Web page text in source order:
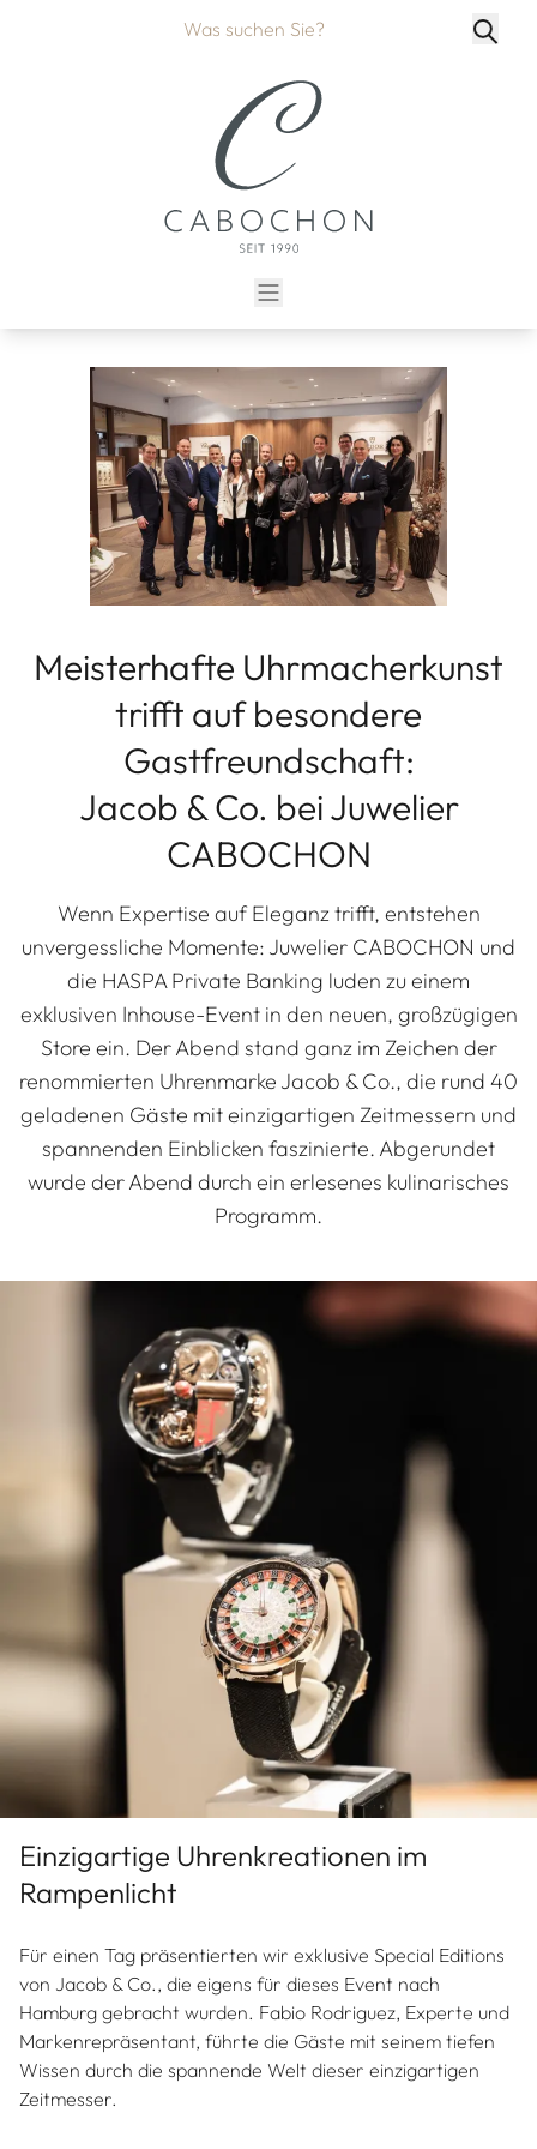
Meisterhafte Uhrmacherkunst
trifft auf besondere
Gastfreundschaft:
Jacob & Co. bei Juwelier
CABOCHON
Wenn Expertise auf Eleganz trifft, entstehen
unvergessliche Momente: Juwelier CABOCHON und
die HASPA Private Banking luden zu einem
exklusiven Inhouse-Event in den neuen, großzügigen
Store ein. Der Abend stand ganz im Zeichen der
renommierten Uhrenmarke Jacob & Co., die rund 40
geladenen Gäste mit einzigartigen Zeitmessern und
spannenden Einblicken faszinierte. Abgerundet
wurde der Abend durch ein erlesenes kulinarisches
Programm.
Einzigartige Uhrenkreationen im
Rampenlicht
Für einen Tag präsentierten wir exklusive Special Editions
von Jacob & Co., die eigens für dieses Event nach
Hamburg gebracht wurden. Fabio Rodriguez, Experte und
Markenrepräsentant, führte die Gäste mit seinem tiefen
Wissen durch die spannende Welt dieser einzigartigen
Zeitmesser.